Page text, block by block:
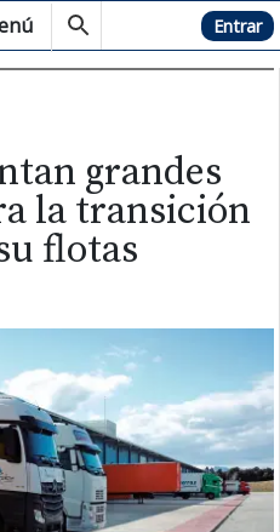
Hemeroteca Entrar
grandes
la transición
flotas